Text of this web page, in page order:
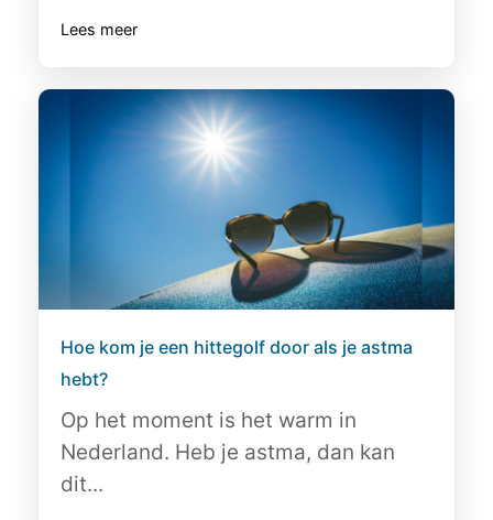
Lees meer
Hoe kom je een hittegolf door als je astma
hebt?
Op het moment is het warm in
Nederland. Heb je astma, dan kan
dit...